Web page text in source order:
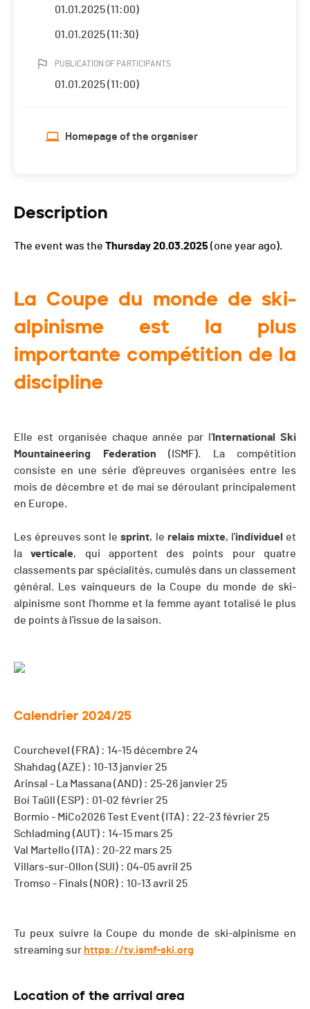
01.01.2025 (11:00)
01.01.2025 (11:30)
PUBLICATION OF PARTICIPANTS
01.01.2025 (11:00)
Homepage of the organiser
Description
The event was the Thursday 20.03.2025 (one year ago).
La Coupe du monde de ski-
alpinisme est la plus
importante compétition de la
discipline
Elle est organisée chaque année par l' International Ski
Mountaineering Federation (ISMF). La compétition
consiste en une série d'épreuves organisées entre les
mois de décembre et de mai se déroulant principalement
en Europe.
Les épreuves sont lesprint, le relais mixte, l'individuel et
laverticale, qui apportent des points pour quatre
classements par spécialités, cumulés dans un classement
général. Les vainqueurs de la Coupe du monde de ski-
alpinisme sont l'homme et la femme ayant totalisé le plus
de points à l'issue de la saison.
Calendrier 2024/25
Courchevel (FRA) : 14-15 décembre 24
Shahdag (AZE) : 10-13 janvier 25
Arinsal - La Massana (AND) : 25-26 janvier 25
Boí Taüll (ESP) : 01-02 février 25
Bormio - MiCo2026 Test Event (ITA) : 22-23 février 25
Schladming (AUT) : 14-15 mars 25
Val Martello (ITA) : 20-22 mars 25
Villars-sur-Ollon (SUI) : 04-05 avril 25
Tromso - Finals (NOR) : 10-13 avril 25
Tu peux suivre la Coupe du monde de ski-alpinisme en
streaming sur https://tv.ismf-ski.org
Location of the arrival area